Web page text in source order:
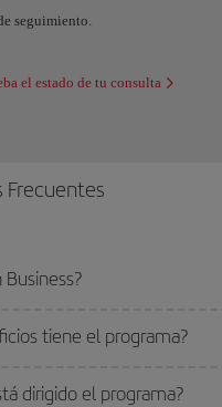
seguimiento.
el estado de tu consulta
Frecuentes
Business?
tiene el programa?
dirigido el programa?